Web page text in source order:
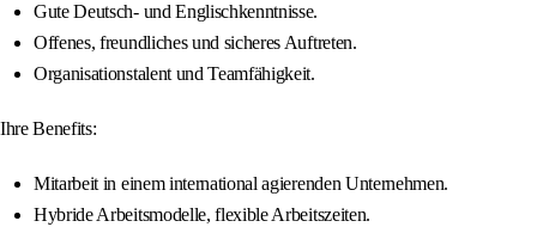
Gute Deutsch- und Englischkenntnisse.
Offenes, freundliches und sicheres Auftreten.
Organisationstalent und Teamfähigkeit.
Ihre Benefits:
Mitarbeit in einem international agierenden Unternehmen.
Hybride Arbeitsmodelle, flexible Arbeitszeiten.